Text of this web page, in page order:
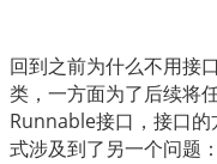
回到之前为什么不用接
类，一方面为了后续将
Runnable接口，接口
式涉及到了另一个问题：